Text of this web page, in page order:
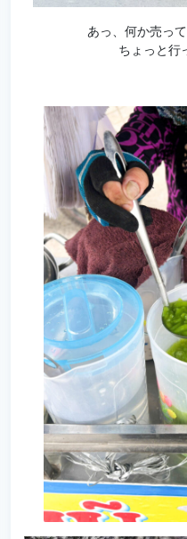
あっ、何か売っ
ちょっと行